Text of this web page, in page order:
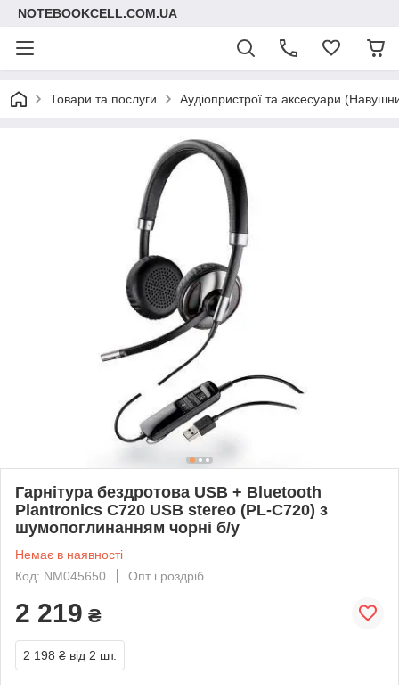
NOTEBOOKCELL.COM.UA
Товари та послуги Аудіопристрої та аксесуари
Гарнітура бездротова USB + Bluetooth
Plantronics C720 USB stereo (PL-C720) з
шумопоглинанням чорні б/у
Немає в наявності
Код: NM045650
Опт і роздріб
2 219 ₴
2 198 ₴ від 2 шт.